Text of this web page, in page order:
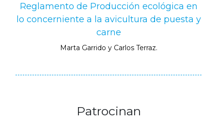
Reglamento de Producción ecológica en
lo concerniente a la avicultura de puesta y
carne
Marta Garrido y Carlos Terraz.
Patrocinan